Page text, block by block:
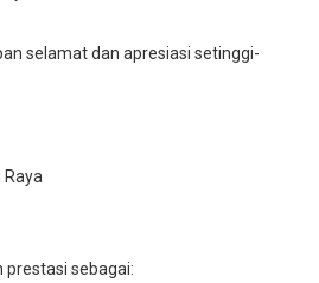
selamat dan apresiasi setinggi-
Raya
prestasi sebagai: